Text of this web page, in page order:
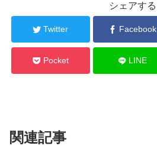
シェアする
Twitter Facebook
Pocket LINE
関連記事